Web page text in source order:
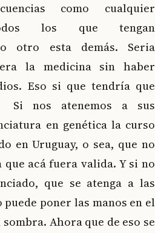
como cualquier
los que tengan
otro esta demás. Seria
la medicina sin haber
Eso si que tendría que
Si nos atenemos a sus
en genética la curso
en Uruguay, o sea, que no
acá fuera valida. Y si no
que se atenga a las
puede poner las manos en el
Ahora que de eso se